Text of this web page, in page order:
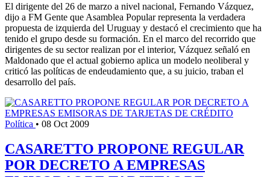
El dirigente del 26 de marzo a nivel nacional, Fernando Vázquez,
dijo a FM Gente que Asamblea Popular representa la verdadera
propuesta de izquierda del Uruguay y destacó el crecimiento que ha
tenido el grupo desde su formación. En el marco del recorrido que
dirigentes de su sector realizan por el interior, Vázquez señaló en
Maldonado que el actual gobierno aplica un modelo neoliberal y
criticó las políticas de endeudamiento que, a su juicio, traban el
desarrollo del país.
Política • 08 Oct 2009
CASARETTO PROPONE REGULAR
POR DECRETO A EMPRESAS